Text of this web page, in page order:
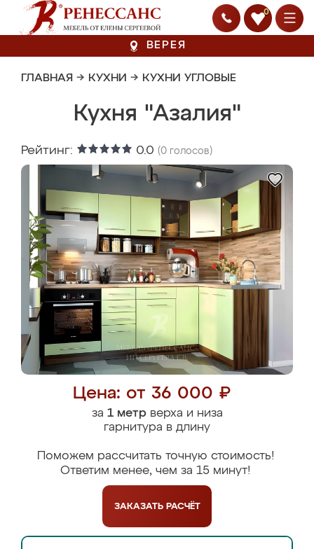
0
ВЕРЕЯ
ГЛАВНАЯ → КУХНИ → КУХНИ УГЛОВЫЕ
Кухня "Азалия"
Рейтинг: 0.0 (0 голосов)
Цена: от 36 000 ₽
за 1 метрверха и низа
гарнитура в длину
Поможем рассчитать точную стоимость!
Ответим менее, чем за 15 минут!
ЗАКАЗАТЬ РАСЧЁТ